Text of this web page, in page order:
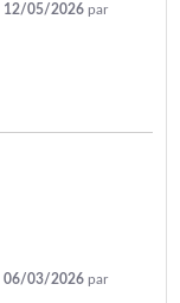
12/05/2026 par
06/03/2026 par